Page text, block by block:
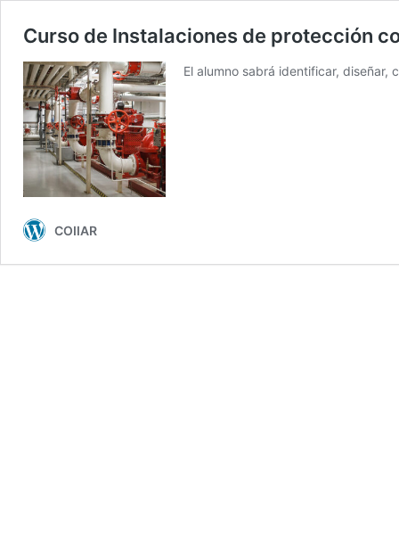
Curso de Instalaciones de protección
El alumno sabrá identificar, diseñar,
COIIAR